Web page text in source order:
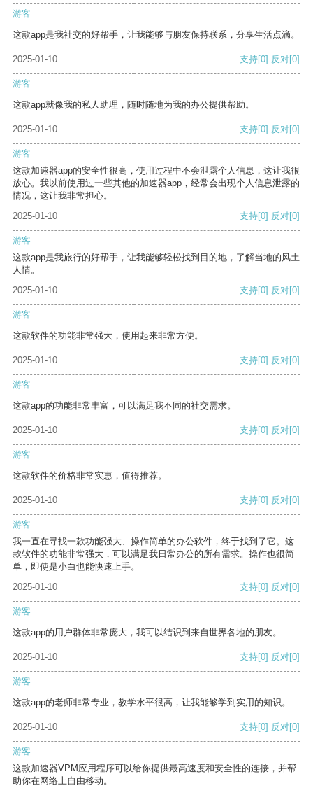
游客
这款app是我社交的好帮手，让我能够与朋友保持联系，分享生活点滴。
2025-01-10 支持[0] 反对[0]
游客
这款app就像我的私人助理，随时随地为我的办公提供帮助。
2025-01-10 支持[0] 反对[0]
游客
这款加速器app的安全性很高，使用过程中不会泄露个人信息，这让我很
放心。我以前使用过一些其他的加速器app，经常会出现个人信息泄露的
情况，这让我非常担心。
2025-01-10
支持[0] 反对[0]
游客
这款app是我旅行的好帮手，让我能够轻松找到目的地，了解当地的风土
人情。
2025-01-10
支持[0] 反对[0]
游客
这款软件的功能非常强大，使用起来非常方便。
2025-01-10 支持[0] 反对[0]
游客
这款app的功能非常丰富，可以满足我不同的社交需求。
2025-01-10 支持[0] 反对[0]
游客
这款软件的价格非常实惠，值得推荐。
2025-01-10 支持[0] 反对[0]
游客
我一直在寻找一款功能强大、操作简单的办公软件，终于找到了它。这
款软件的功能非常强大，可以满足我日常办公的所有需求。操作也很简
单，即使是小白也能快速上手。
2025-01-10
支持[0] 反对[0]
游客
这款app的用户群体非常庞大，我可以结识到来自世界各地的朋友。
2025-01-10 支持[0] 反对[0]
游客
这款app的老师非常专业，教学水平很高，让我能够学到实用的知识。
2025-01-10 支持[0] 反对[0]
游客
这款加速器VPM应用程序可以给你提供最高速度和安全性的连接，并帮
助你在网络上自由移动。